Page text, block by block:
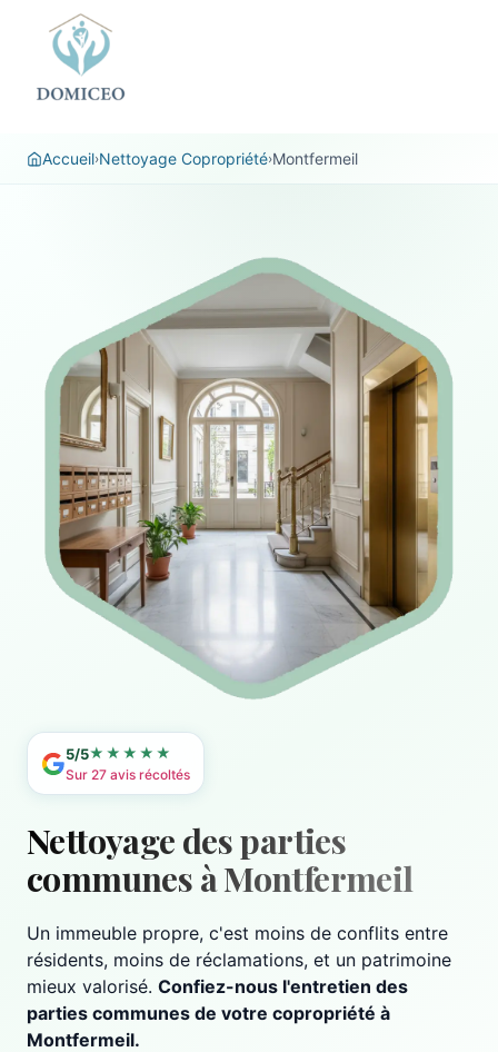
Accueil›Nettoyage Copropriété›Montfermeil
5/5★★★★★
Sur 27 avis récoltés
Nettoyage des parties
communes à Montfermeil
Un immeuble propre, c'est moins de conflits entre
résidents, moins de réclamations, et un patrimoine
mieux valorisé. Confiez-nous l'entretien des
parties communes de votre copropriété à
Montfermeil.
Panneau de gestion des cookies